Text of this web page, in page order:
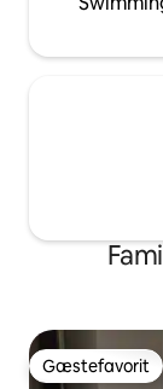
Gæstefavorit
Gæstefavorit